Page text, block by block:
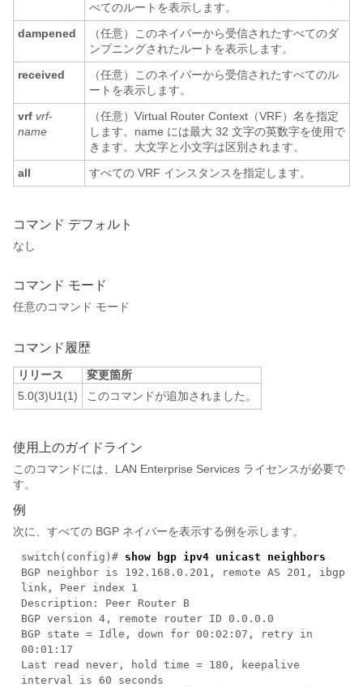
べてのルートを表示します。
dampened
（任意）このネイバーから受信されたすべてのダ
ンプニングされたルートを表示します。
received
（任意）このネイバーから受信されたすべてのル
ートを表示します。
vrf vrf-
name
（任意）Virtual Router Context（VRF）名を指定
します。name には最大 32 文字の英数字を使用で
きます。大文字と小文字は区別されます。
all
すべての VRF インスタンスを指定します。
コマンド デフォルト
なし
コマンド モード
任意のコマンド モード
コマンド履歴
リリース
変更箇所
5.0(3)U1(1)
このコマンドが追加されました。
使用上のガイドライン
このコマンドには、LAN Enterprise Services ライセンスが必要で
す。
例
次に、すべての BGP ネイバーを表示する例を示します。
switch( config )# show bgp ipv4 unicast neighbors
BGP neighbor is 192.168.0.201, remote AS 201, ibgp
link, Peer index 1
Description: Peer Router B
BGP version 4, remote router ID 0.0.0.0
BGP state = Idle, down for 00:02:07, retry in
00:01:17
Last read never, hold time = 180, keepalive
interval is 60 seconds